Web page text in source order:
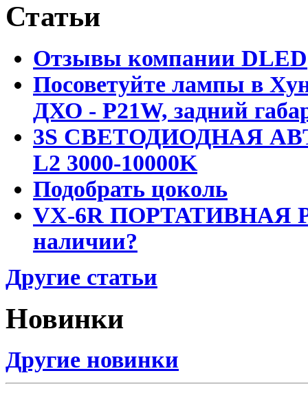
Статьи
Отзывы компании DLED
Посоветуйте лампы в
ДХО - P21W, задний
3S СВЕТОДИОДНАЯ
L2 3000-10000K
Подобрать цоколь
VX-6R ПОРТАТИВНАЯ
наличии?
Другие статьи
Новинки
Другие новинки